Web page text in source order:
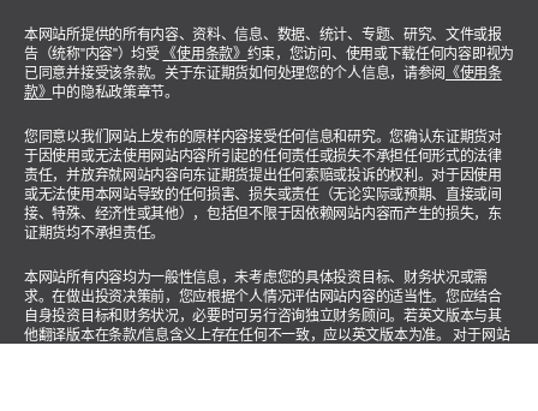
本网站所提供的所有内容、资料、信息、数据、统计、专题、研究、文件或报
告（统称"内容"）均受 《使用条款》 约束，您访问、使用或下载任何内容即视为
已同意并接受该条款。关于东证期货如何处理您的个人信息，请参阅 《使用条
款》 中的隐私政策章节。
您同意以我们网站上发布的原样内容接受任何信息和研究。您确认东证期货对
于因使用或无法使用网站内容所引起的任何责任或损失不承担任何形式的法律
责任，并放弃就网站内容向东证期货提出任何索赔或投诉的权利。对于因使用
或无法使用本网站导致的任何损害、损失或责任（无论实际或预期、直接或间
接、特殊、经济性或其他），包括但不限于因依赖网站内容而产生的损失，东
证期货均不承担责任。
本网站所有内容均为一般性信息，未考虑您的具体投资目标、财务状况或需
求。在做出投资决策前，您应根据个人情况评估网站内容的适当性。您应结合
自身投资目标和财务状况，必要时可另行咨询独立财务顾问。若英文版本与其
他翻译版本在条款/信息含义上存在任何不一致，应以英文版本为准。 对于网站